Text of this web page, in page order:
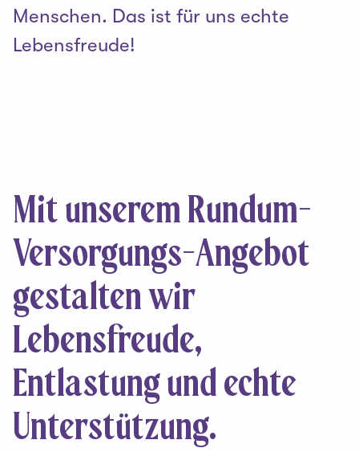
Menschen. Das ist für uns echte
Lebensfreude!
Mit unserem Rundum-
Versorgungs-Angebot
gestalten wir
Lebensfreude,
Entlastungund echte
Unterstützung.